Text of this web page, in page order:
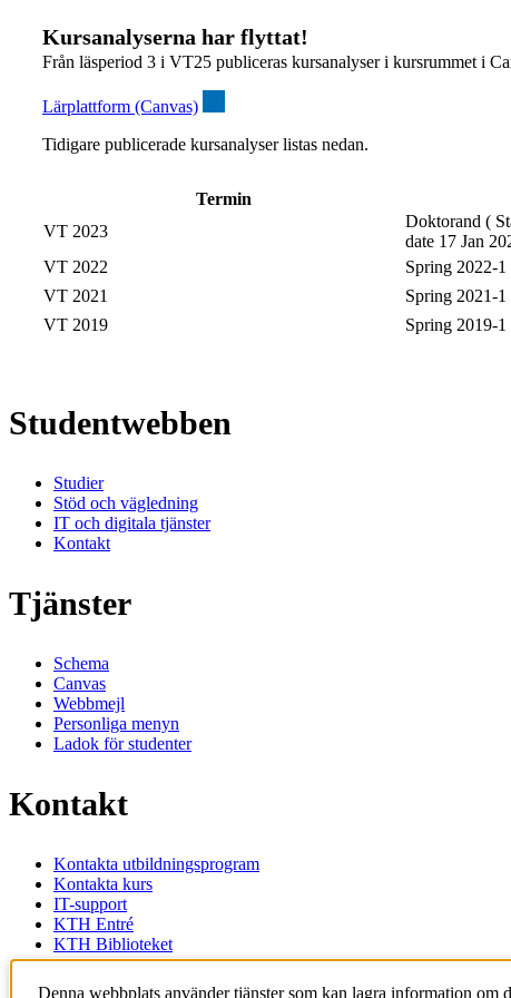
Kursanalyserna har flyttat!
Från läsperiod 3 i VT25 publiceras kursanalyser i kursrummet i
Lärplattform (Canvas)
Tidigare publicerade kursanalyser listas nedan.
Termin
VT 2023
Doktorand (
date 17 Jan
VT 2022
Spring 2022-
VT 2021
Spring 2021-
VT 2019
Spring 2019-
Studentwebben
Studier
Stöd och vägledning
IT och digitala tjänster
Kontakt
Tjänster
Schema
Canvas
Webbmejl
Personliga menyn
Ladok för studenter
Kontakt
Kontakta utbildningsprogram
Kontakta kurs
IT-support
KTH Entré
KTH Biblioteket
Denna webbplats använder tjänster som kan lagra information om